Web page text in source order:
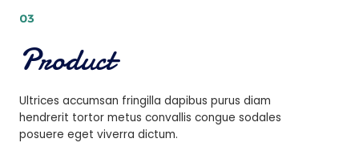
03
Product
Ultrices accumsan fringilla dapibus purus diam
hendrerit tortor metus convallis congue sodales
posuere eget viverra dictum.